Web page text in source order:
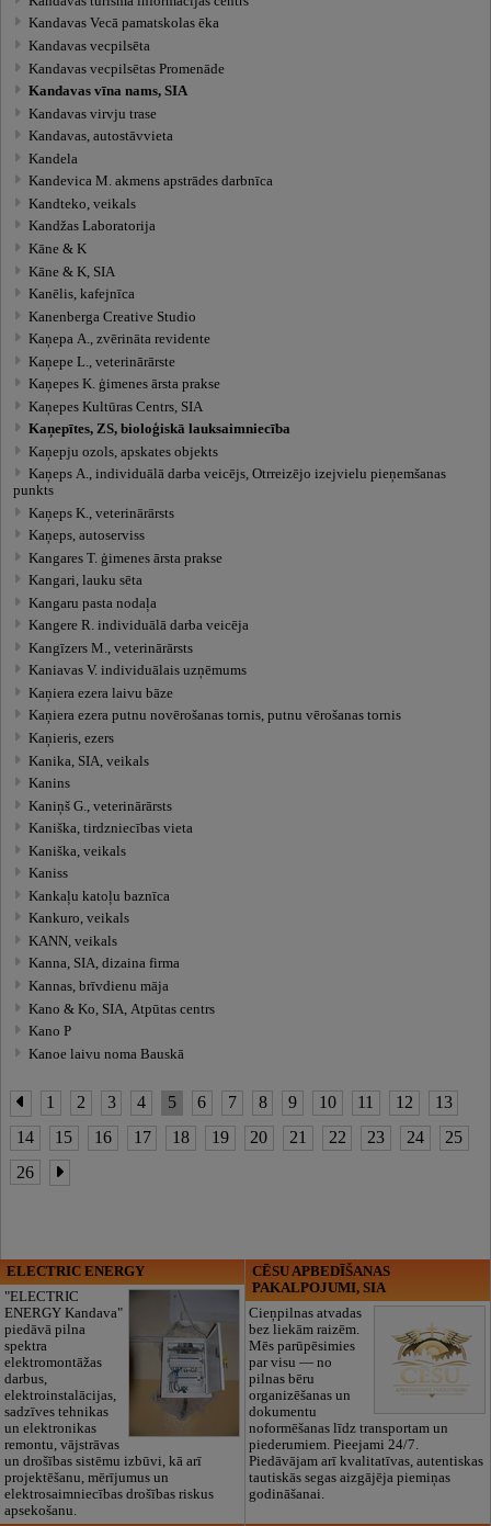
Kandavas Vecā pamatskolas ēka
Kandavas vecpilsēta
Kandavas vecpilsētas Promenāde
Kandavas vīna nams, SIA
Kandavas virvju trase
Kandavas, autostāvvieta
Kandela
Kandevica M. akmens apstrādes darbnīca
Kandteko, veikals
Kandžas Laboratorija
Kāne & K
Kāne & K, SIA
Kanēlis, kafejnīca
Kanenberga Creative Studio
Kaņepa A., zvērināta revidente
Kaņepe L., veterinārārste
Kaņepes K. ģimenes ārsta prakse
Kaņepes Kultūras Centrs, SIA
Kaņepītes, ZS, bioloģiskā lauksaimniecība
Kaņepju ozols, apskates objekts
Kaņeps A., individuālā darba veicējs, Otrreizējo izejvielu pieņemšanas
punkts
Kaņeps K., veterinārārsts
Kaņeps, autoserviss
Kangares T. ģimenes ārsta prakse
Kangari, lauku sēta
Kangaru pasta nodaļa
Kangere R. individuālā darba veicēja
Kangīzers M., veterinārārsts
Kaniavas V. individuālais uzņēmums
Kaņiera ezera laivu bāze
Kaņiera ezera putnu novērošanas tornis, putnu vērošanas tornis
Kaņieris, ezers
Kanika, SIA, veikals
Kanins
Kaniņš G., veterinārārsts
Kaniška, tirdzniecības vieta
Kaniška, veikals
Kaniss
Kankaļu katoļu baznīca
Kankuro, veikals
KANN, veikals
Kanna, SIA, dizaina firma
Kannas, brīvdienu māja
Kano & Ko, SIA, Atpūtas centrs
Kano P
Kanoe laivu noma Bauskā
1 2 3 4 5 6 7 8 9 10 11 12
13
14
15 16 17 18 19 20 21 22 23 24
25
26
ELECTRIC ENERGY
"ELECTRIC
ENERGY Kandava"
piedāvā pilna
spektra
elektromontāžas
darbus,
elektroinstalācijas,
sadzīves tehnikas
un elektronikas
remontu, vājstrāvas
un drošības sistēmu izbūvi, kā arī
projektēšanu, mērījumus un
elektrosaimniecības drošības riskus
apsekošanu.
CĒSU APBEDĪŠANAS
PAKALPOJUMI, SIA
Cieņpilnas atvadas
bez liekām raizēm.
Mēs parūpēsimies
par visu — no
pilnas bēru
organizēšanas un
dokumentu
noformēšanas līdz transportam un
piederumiem. Pieejami 24/7.
Piedāvājam arī kvalitatīvas, autentiskas
tautiskās segas aizgājēja piemiņas
godināšanai.